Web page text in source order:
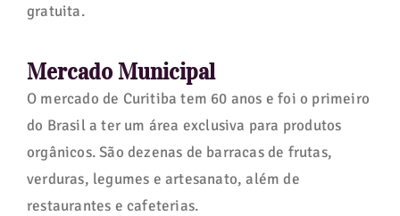
gratuita.
Mercado Municipal
O mercado de Curitiba tem 60 anos e foi o primeiro
do Brasil a ter um área exclusiva para produtos
orgânicos. São dezenas de barracas de frutas,
verduras, legumes e artesanato, além de
restaurantes e cafeterias.